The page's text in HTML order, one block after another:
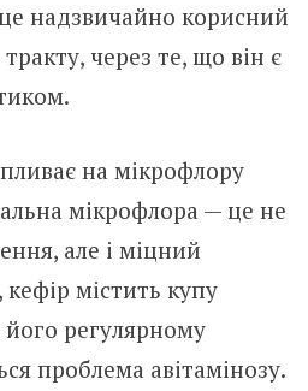
надзвичайно корисний
через те, що він є
на мікрофлору
мікрофлора — це не
але і міцний
кефір містить купу
його регулярному
проблема авітамінозу.